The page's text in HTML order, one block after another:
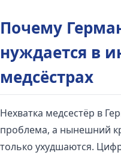
Почему
нуждается в
медсёстрах
Нехватка медсестёр в
проблема, а нынешний
только ухудшаются.